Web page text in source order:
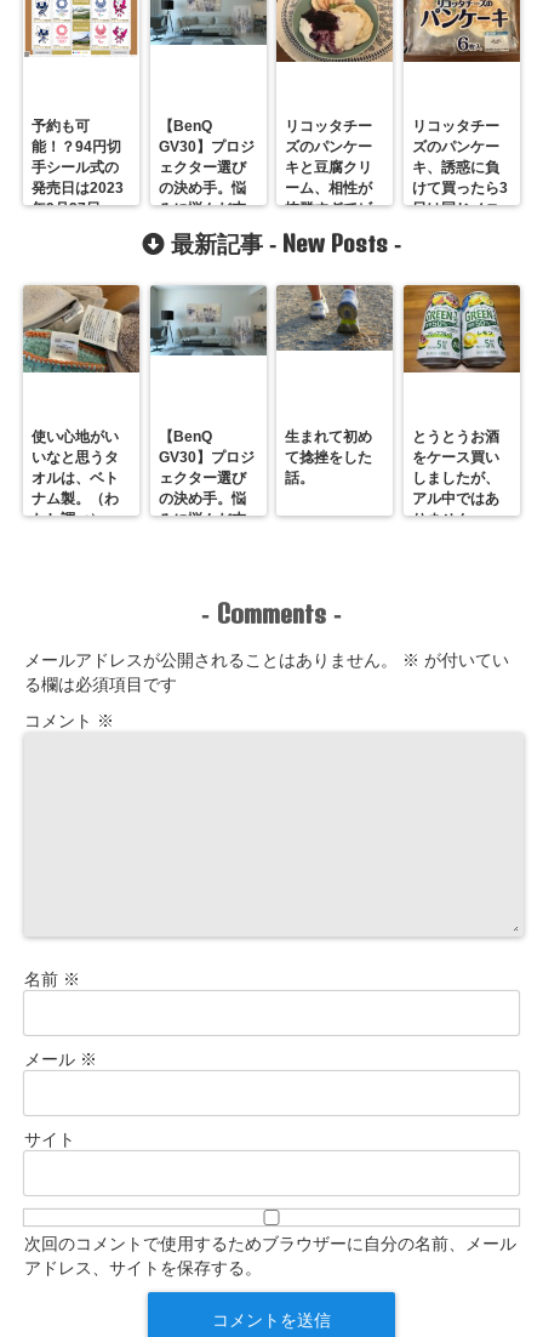
予約も可
能！？94円切
手シール式の
発売日は2023
年9月27日。
【BenQ
GV30】プロジ
ェクター選び
の決め手。悩
みに悩んだ末
のホームシア
ター最＆高！
リコッタチー
ズのパンケー
キと豆腐クリ
ーム、相性が
抜群すぎてビ
ックリ！むし
ろ生クリーム
も？
リコッタチー
ズのパンケー
キ、誘惑に負
けて買ったら3
日は同じメニ
最新記事 - New Posts -
使い心地がい
いなと思うタ
オルは、ベト
ナム製。（わ
たし調べ）
【BenQ
GV30】プロジ
ェクター選び
の決め手。悩
みに悩んだ末
生まれて初め
て捻挫をした
話。
とうとうお酒
をケース買い
しましたが、
アル中ではあ
りません。
- Comments -
メールアドレスが公開されることはありません。 ※ が付いてい
る欄は必須項目です
コメント ※
名前 ※
メール ※
サイト
次回のコメントで使用するためブラウザーに自分の名前、メール
アドレス、サイトを保存する。